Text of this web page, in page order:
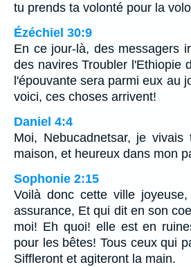
tu prends ta volonté pour la
Ézéchiel 30:9
En ce jour-là, des messagers
des navires Troubler l'Ethiopie
l'épouvante sera parmi eux au
voici, ces choses arrivent!
Daniel 4:4
Moi, Nebucadnetsar, je vivais
maison, et heureux dans mon
Sophonie 2:15
Voilà donc cette ville
assurance, Et qui dit en son
moi! Eh quoi! elle est en
pour les bêtes! Tous ceux qui
Siffleront et agiteront la main.